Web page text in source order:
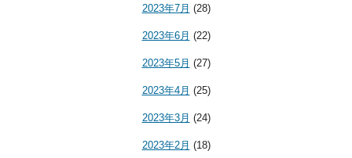
2023年7月 (28)
2023年6月 (22)
2023年5月 (27)
2023年4月 (25)
2023年3月 (24)
2023年2月 (18)